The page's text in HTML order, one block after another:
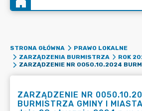
STRONA GŁÓWNA
PRAWO LOKALNE
ZARZĄDZENIA BURMISTRZA
ROK
ZARZĄDZENIE NR
BURMISTRZA GMINY I